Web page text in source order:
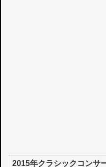
2015年クラシックコン